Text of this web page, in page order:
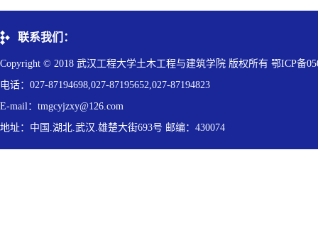
联系我们：
Copyright © 2018 武汉工程大学土木工程与建筑学院 版权所有 鄂ICP备
电话：027-87194698,027-87195652,027-87194823
E-mail：tmgcyjzxy@126.com
地址：中国.湖北.武汉.雄楚大街693号 邮编：430074